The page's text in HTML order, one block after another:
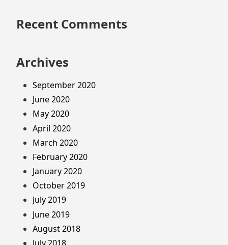
Recent Comments
Archives
September 2020
June 2020
May 2020
April 2020
March 2020
February 2020
January 2020
October 2019
July 2019
June 2019
August 2018